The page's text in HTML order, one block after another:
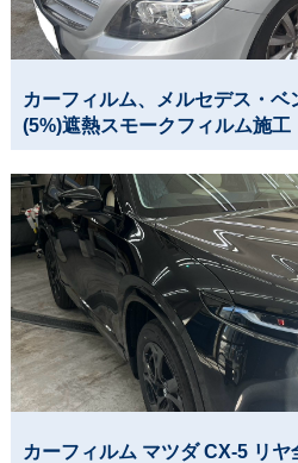
カーフィルム、メルセデス・
(5%)遮熱スモークフィルム施工
カーフィルム マツダ CX-5 リ